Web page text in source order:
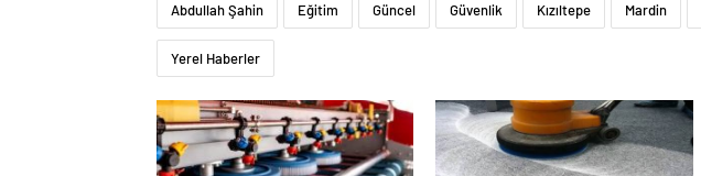
Abdullah Şahin Eğitim Güncel Güvenlik Kızıltepe Mardin
Yerel Haberler